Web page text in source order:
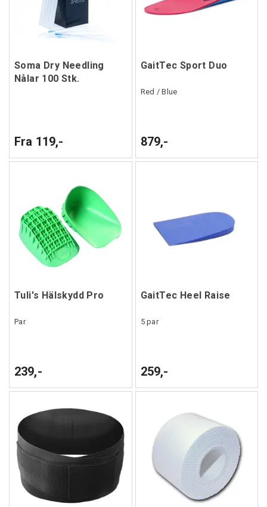
Soma Dry Needling
Nålar 100 Stk.
Fra 119,-
GaitTec Sport Duo
Red / Blue
879,-
Tuli's Hälskydd Pro
Par
239,-
GaitTec Heel Raise
5 par
259,-